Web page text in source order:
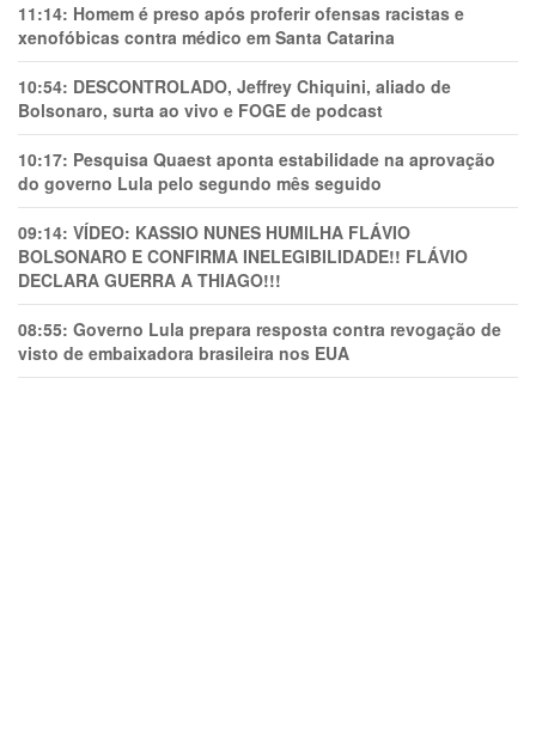
11:14: Homem é preso após proferir ofensas racistas e
xenofóbicas contra médico em Santa Catarina
10:54: DESCONTROLADO, Jeffrey Chiquini, aliado de
Bolsonaro, surta ao vivo e FOGE de podcast
10:17: Pesquisa Quaest aponta estabilidade na aprovação
do governo Lula pelo segundo mês seguido
09:14: VÍDEO: KASSIO NUNES HUMlLHA FLÁVIO
BOLSONARO E CONFIRMA INELEGIBILIDADE!! FLÁVIO
DECLARA GUERRA A THIAGO!!!
08:55: Governo Lula prepara resposta contra revogação de
visto de embaixadora brasileira nos EUA